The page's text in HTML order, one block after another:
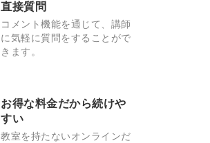
直接質問
コメント機能を通じて、講師
に気軽に質問をすることがで
きます。
お得な料金だから続けや
すい
教室を持たないオンラインだ